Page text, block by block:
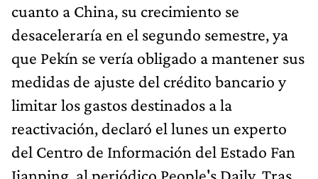
cuanto a China, su crecimiento se
desaceleraría en el segundo semestre, ya
que Pekín se vería obligado a mantener sus
medidas de ajuste del crédito bancario y
limitar los gastos destinados a la
reactivación, declaró el lunes un experto
del Centro de Información del Estado Fan
Jianping, al periódico People's Daily. Tras